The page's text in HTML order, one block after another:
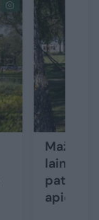
Mažas
laimę
apie